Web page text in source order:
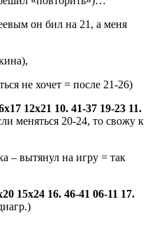
он бил на 21, а меня
не хочет = после 21-26)
12х21 10. 41-37 19-23 11.
меняться 20-24, то свожу к
– вытянул на игру = так
15х24 16. 46-41 06-11 17.